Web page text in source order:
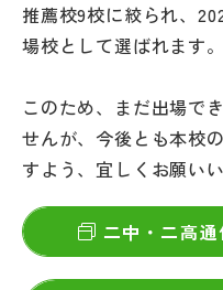
推薦校9校に絞られ、
場校として選ばれます。
このため、まだ出場で
せんが、今後とも本校
すよう、宜しくお願い
二中・二高